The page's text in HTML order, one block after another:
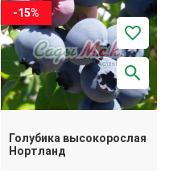
-15%
Голубика высокорослая
Нортланд